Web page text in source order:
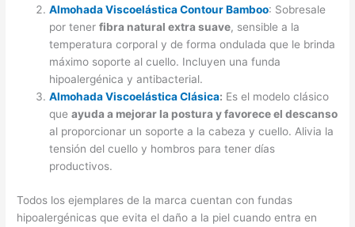
Almohada Viscoelástica Contour Bamboo: Sobresale
por tenerfibra natural extra suave, sensible a la
temperatura corporal y de forma ondulada que le brinda
máximo soporte al cuello. Incluyen una funda
hipoalergénica y antibacterial.
Almohada Viscoelástica Clásica: Es el modelo clásico
queayuda a mejorar la postura y favorece el descanso
al proporcionar un soporte a la cabeza y cuello. Alivia la
tensión del cuello y hombros para tener días
productivos.
Todos los ejemplares de la marca cuentan con fundas
hipoalergénicas que evita el daño a la piel cuando entra en